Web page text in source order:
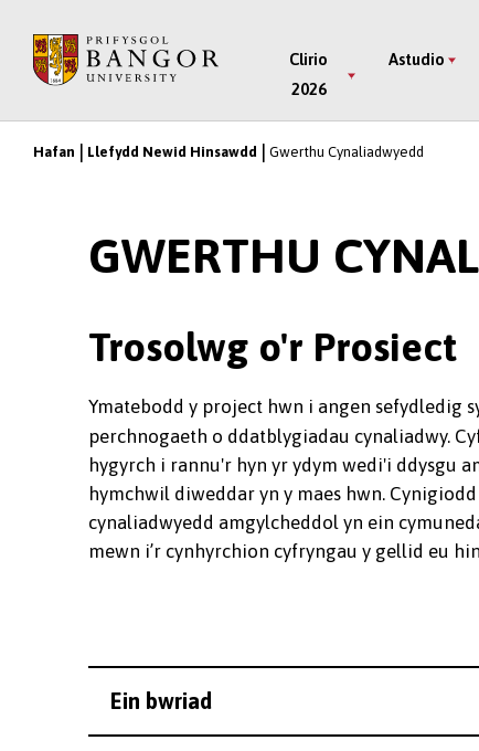
Main
Menu
Clirio
2026
Astudio
Breadcrumb
Hafan Llefydd Newid Hinsawdd Gwerthu Cynaliadwyedd
GWERTHU
Trosolwg o'r Prosiect
Ymatebodd y project hwn i angen sefydledig
perchnogaeth o ddatblygiadau cynaliadwy.
hygyrch i rannu'r hyn yr ydym wedi'i ddysgu
hymchwil diweddar yn y maes hwn.
cynaliadwyedd amgylcheddol yn ein
mewn i’r cynhyrchion cyfryngau y gellid eu
Ein bwriad